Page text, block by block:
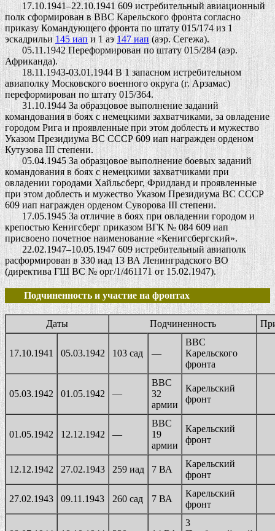
17.10.1941–22.10.1941 609 истребительный авиационный
полк сформирован в ВВС Карельского фронта согласно
приказу Командующего фронта по штату 015/174 из 1
эскадрильи 145 иапи 1 аэ 147 иап(аэр. Сегежа).
05.11.1942 Переформирован по штату 015/284 (аэр.
Африканда).
18.11.1943-03.01.1944 В 1 запасном истребительном
авиаполку Московского военного округа (г. Арзамас)
переформирован по штату 015/364.
31.10.1944 За образцовое выполнение заданий
командования в боях с немецкими захватчиками, за овладение
городом Рига и проявленные при этом доблесть и мужество
Указом Президиума ВС СССР 609 иап награжден орденом
Кутузова III степени.
05.04.1945 За образцовое выполнение боевых заданий
командования в боях с немецкими захватчиками при
овладении городами Хайльсберг, Фридланд и проявленные
при этом доблесть и мужество Указом Президиума ВС СССР
609 иап награжден орденом Суворова III степени.
17.05.1945 За отличие в боях при овладении городом и
крепостью Кенигсберг приказом ВГК № 084 609 иап
присвоено почетное наименование «Кенигсбергский».
22.02.1947–10.05.1947 609 истребительный авиаполк
расформирован в 330 иад 13 ВА Ленинградского ВО
(директива ГШ ВС № орг/1/461171 от 15.02.1947).
Подчиненность и участие на фронтах
Даты Подчиненность
17.10.1941 05.03.1942 103 сад —
ВВС
Карельского
фронта
05.03.1942 01.05.1942 —
ВВС
32
армии
Карельский
фронт
01.05.1942 12.12.1942 —
ВВС
19
армии
Карельский
фронт
12.12.1942 27.02.1943 259 иад 7 ВА
Карельский
фронт
27.02.1943 09.11.1943 260 сад 7 ВА
Карельский
фронт
3